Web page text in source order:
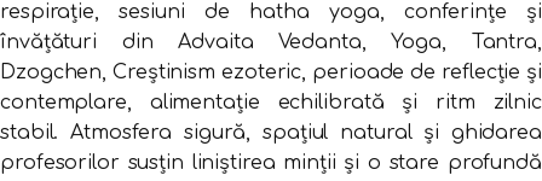
respirație, sesiuni de hatha yoga, conferințe și
învățături din Advaita Vedanta, Yoga, Tantra,
Dzogchen, Creștinism ezoteric, perioade de reflecție și
contemplare, alimentație echilibrată și ritm zilnic
stabil. Atmosfera sigură, spațiul natural și ghidarea
profesorilor susțin liniștirea minții și o stare profundă